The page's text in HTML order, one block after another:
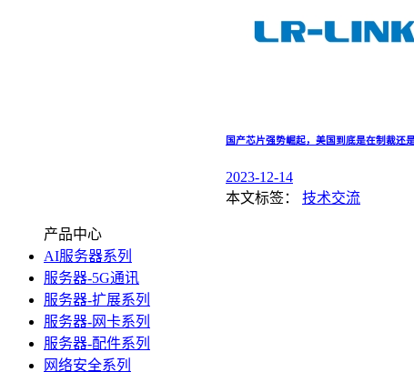
国产芯片强势崛起，美国到底是在制裁还
2023-12-14
本文标签：
技术交流
产品中心
AI服务器系列
服务器-5G通讯
服务器-扩展系列
服务器-网卡系列
服务器-配件系列
网络安全系列